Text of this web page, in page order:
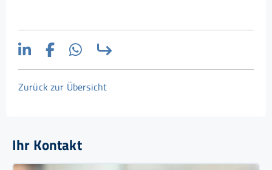
Zurück zur Übersicht
Ihr Kontakt